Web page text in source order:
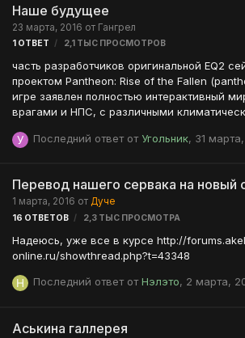
Наше будущее
23 марта, 2016 от Гангрел
1 ОТВЕТ 2,1 ТЫС ПРОСМОТРОВ
часть разработчиков оригинальной EQ2
проектом Pantheon: Rise of the Fallen
игре заявлен полностью интерактивный
врагами и НПС, с различными
сделан на взаимодействии игроков в
Последний ответ от Угольник, 31
Перевод нашего сервака на новый
1 марта, 2016 от Дуче
16 ОТВЕТОВ 2,3 ТЫС ПРОСМОТРА
Надеюсь, уже все в курсе http://
online.ru/showthread.php?t=43348
Последний ответ отНэлэто, 2 марта,
Аськина галлерея